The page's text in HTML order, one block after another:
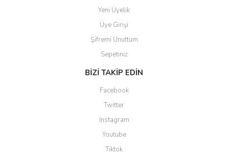
Yeni Üyelik
Üye Girişi
Şifremi Unuttum
Sepetiniz
BİZİ TAKİP EDİN
Facebook
Twitter
Instagram
Youtube
Tiktok